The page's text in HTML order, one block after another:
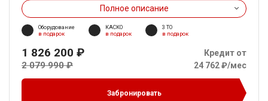
Полное описание
Оборудование
в подарок
КАСКО
в подарок
3 ТО
в подарок
1 826 200 ₽
2 079 990 ₽
Кредит от
24 762 ₽/мес
Забронировать